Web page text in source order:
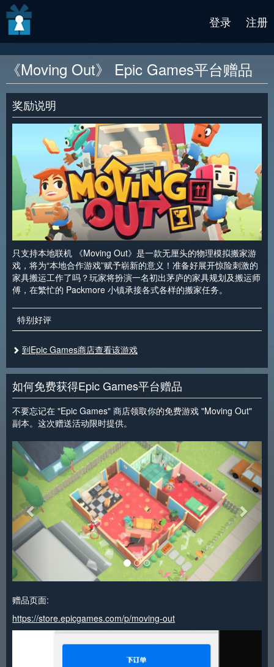
登录 注册
《Moving Out》 Epic Games平台赠品
奖励说明
只支持本地联机 《Moving Out》是一款无厘头的物理模拟搬家游
戏，将为“本地合作游戏”赋予崭新的意义！准备好展开惊险刺激的
家具搬运工作了吗？玩家将扮演一名初出茅庐的家具规划及搬运师
傅，在繁忙的 Packmore 小镇承接各式各样的搬家任务。
特别好评
到Epic Games商店查看该游戏
如何免费获得Epic Games平台赠品
不要忘记在 "Epic Games" 商店领取你的免费游戏 "Moving Out"
副本。这次赠送活动限时提供。
>
赠品页面:
https://store.epicgames.com/p/moving-out